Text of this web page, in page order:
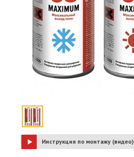
Инструкция по монтажу (видео)